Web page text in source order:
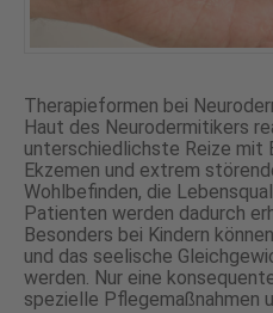
Therapieformen bei
Haut des Neurodermitikers
unterschiedlichste Reize mit
Ekzemen und extrem
Wohlbefinden, die
Patienten werden dadurch
Besonders bei Kindern
und das seelische
werden. Nur eine
spezielle Pflegemaßnahmen